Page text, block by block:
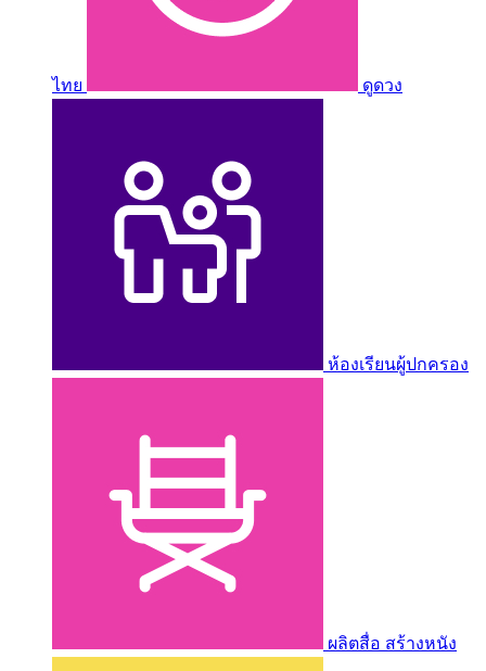
ไทย ดูดวง
ห้องเรียนผู้ปกครอง
ผลิตสื่อ สร้างหนัง